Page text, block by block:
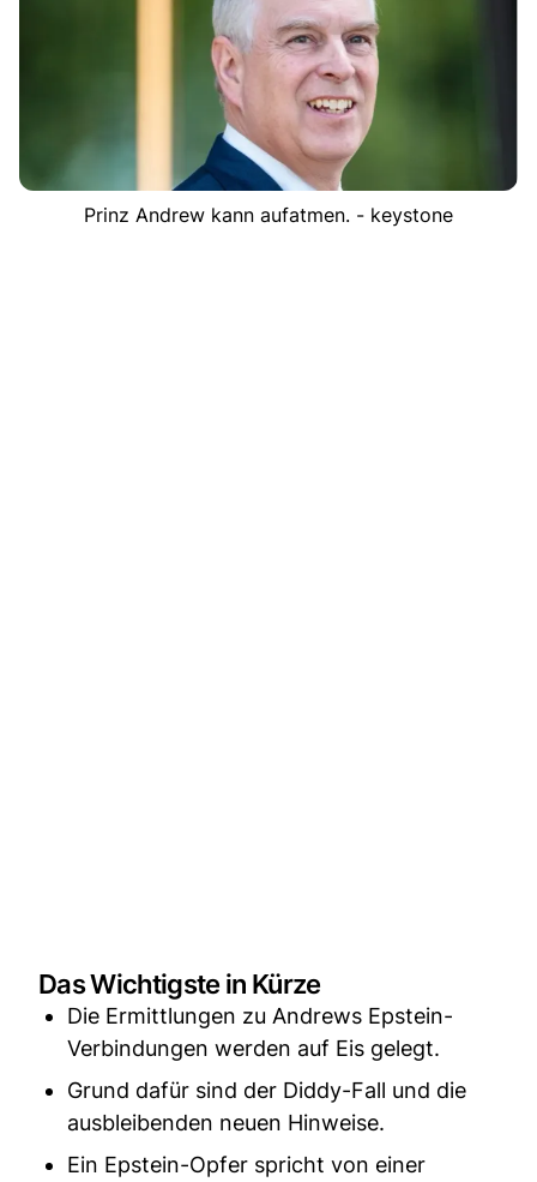
Prinz Andrew kann aufatmen. - keystone
Das Wichtigste in Kürze
Die Ermittlungen zu Andrews Epstein-
Verbindungen werden auf Eis gelegt.
Grund dafür sind der Diddy-Fall und die
ausbleibenden neuen Hinweise.
Ein Epstein-Opfer spricht von einer